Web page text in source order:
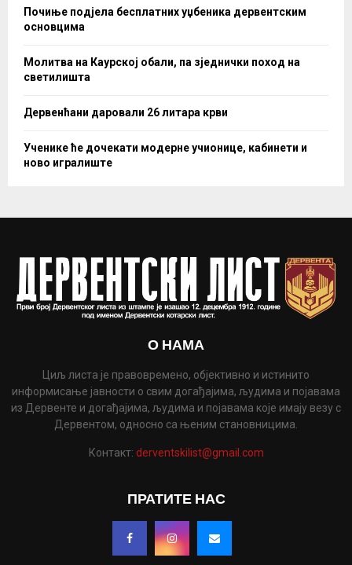
Почиње подјела бесплатних уџбеника дервентским
основцима
Молитва на Каурској обали, па зједнички поход на
светилишта
Дервенћани даровали 26 литара крви
Ученике ће дочекати модерне учионице, кабинети и
ново игралиште
О НАМА
Циљ листа је правовремено, објективно и истинито
информисање јавности о свим догађајима, људима и појавама
из Дервенте и догађајима, људима и појавама које имају везу с
Дервентом, односно са њеним становницима.
Контакт: derventskilist@gmail.com
ПРАТИТЕ НАС